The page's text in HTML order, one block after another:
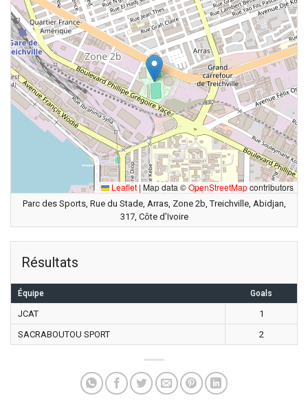
Leaflet | Map data ©OpenStreetMapcontributors
Parc des Sports, Rue du Stade, Arras, Zone 2b, Treichville, Abidjan,
317, Côte d’Ivoire
Résultats
Équipe Goals
JCAT
1
SACRABOUTOU SPORT
2